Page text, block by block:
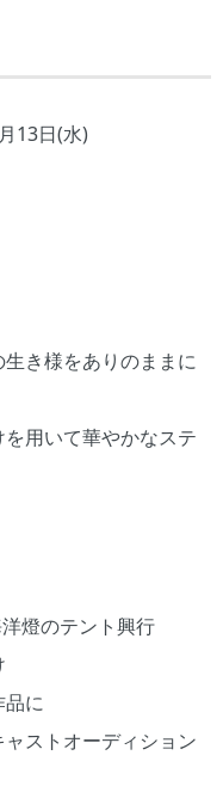
13日(水)
き様をありのままに
用いて華やかなステ
燈のテント興行
品に
ャストオーディション